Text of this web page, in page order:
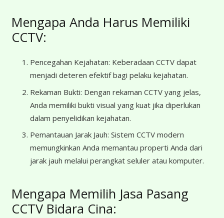
Mengapa Anda Harus Memiliki
CCTV:
Pencegahan Kejahatan: Keberadaan CCTV dapat
menjadi deteren efektif bagi pelaku kejahatan.
Rekaman Bukti: Dengan rekaman CCTV yang jelas,
Anda memiliki bukti visual yang kuat jika diperlukan
dalam penyelidikan kejahatan.
Pemantauan Jarak Jauh: Sistem CCTV modern
memungkinkan Anda memantau properti Anda dari
jarak jauh melalui perangkat seluler atau komputer.
Mengapa Memilih Jasa Pasang
CCTV Bidara Cina: